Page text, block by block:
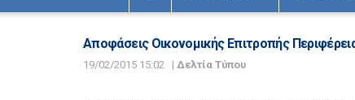
Αποφάσεις Οικονομικής Επιτροπής
19/02/2015 15:02 | Δελτία Τύπου